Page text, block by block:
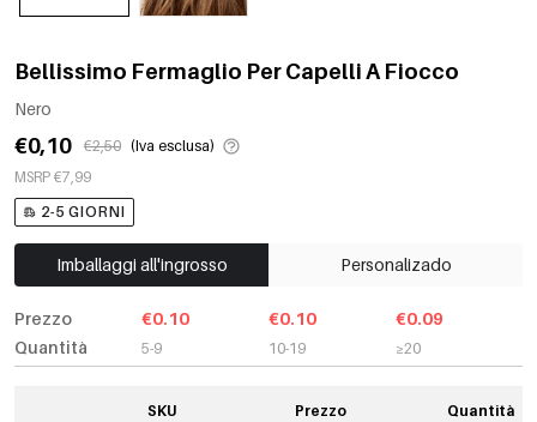
Bellissimo Fermaglio Per Capelli A Fiocco
Nero
€0,10 €2,50 (Iva esclusa)
MSRP €7,99
2-5 GIORNI
Imballaggi all'ingrosso Personalizado
Prezzo
Quantità
€0.10
5-9
€0.10
10-19
€0.09
≥20
SKU Prezzo Quantità